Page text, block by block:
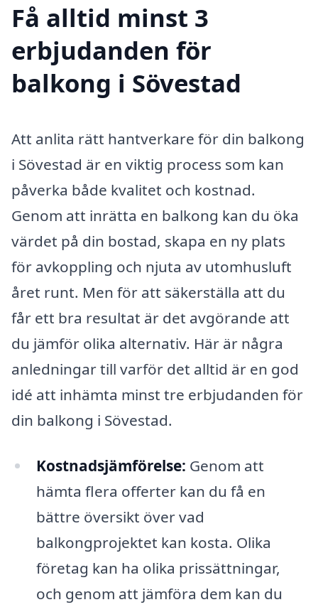
Få alltid minst 3
erbjudanden för
balkong i Sövestad
Att anlita rätt hantverkare för din balkong
i Sövestad är en viktig process som kan
påverka både kvalitet och kostnad.
Genom att inrätta en balkong kan du öka
värdet på din bostad, skapa en ny plats
för avkoppling och njuta av utomhusluft
året runt. Men för att säkerställa att du
får ett bra resultat är det avgörande att
du jämför olika alternativ. Här är några
anledningar till varför det alltid är en god
idé att inhämta minst tre erbjudanden för
din balkong i Sövestad.
Kostnadsjämförelse: Genom att
hämta flera offerter kan du få en
bättre översikt över vad
balkongprojektet kan kosta. Olika
företag kan ha olika prissättningar,
och genom att jämföra dem kan du